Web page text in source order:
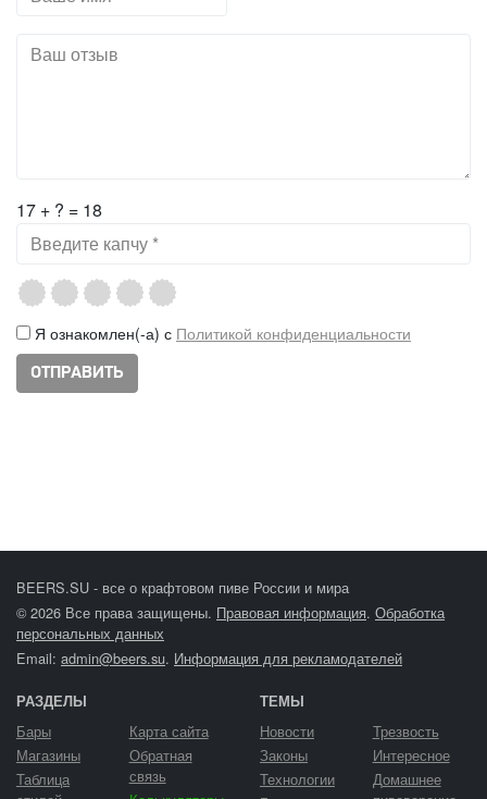
17 + ? = 18
Я ознакомлен(-а) с Политикой конфиденциальности
BEERS.SU - все о крафтовом пиве России и мира
© 2026 Все права защищены. Правовая информация. Обработка
персональных данных
Email: admin@beers.su. Информация для рекламодателей
РАЗДЕЛЫ
Бары
Магазины
Таблица
Карта сайта
Обратная
связь
ТЕМЫ
Новости
Законы
Технологии
Трезвость
Интересное
Домашнее